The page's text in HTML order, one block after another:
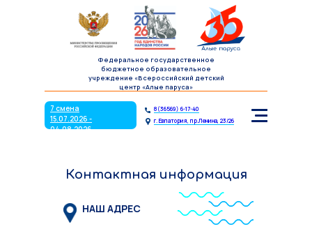
Федеральное государственное
бюджетное образовательное
учреждение «Всероссийский детский
центр «Алые паруса»
8(36569) 6-17-40
7 смена
15.07.2026 -
04.08.2026
г. Евпатория, пр.Ленина, 23/26
8(36569) 6-17-40
15.07.2026 -
г. Евпатория, пр.Ленина, 23/26
Контактная информация
НАШ АДРЕС